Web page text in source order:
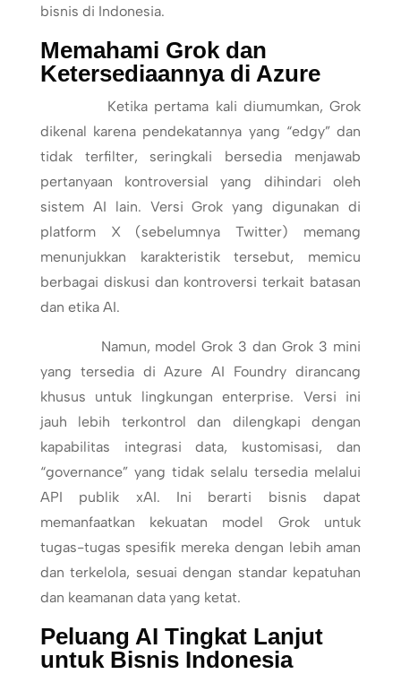
bisnis di Indonesia.
Memahami Grok dan
Ketersediaannya di Azure
Ketika pertama kali diumumkan, Grok
dikenal karena pendekatannya yang “edgy” dan
tidak terfilter, seringkali bersedia menjawab
pertanyaan kontroversial yang dihindari oleh
sistem AI lain. Versi Grok yang digunakan di
platform X (sebelumnya Twitter) memang
menunjukkan karakteristik tersebut, memicu
berbagai diskusi dan kontroversi terkait batasan
dan etika AI.
Namun, model Grok 3 dan Grok 3 mini
yang tersedia di Azure AI Foundry dirancang
khusus untuk lingkungan enterprise. Versi ini
jauh lebih terkontrol dan dilengkapi dengan
kapabilitas integrasi data, kustomisasi, dan
“governance” yang tidak selalu tersedia melalui
API publik xAI. Ini berarti bisnis dapat
memanfaatkan kekuatan model Grok untuk
tugas-tugas spesifik mereka dengan lebih aman
dan terkelola, sesuai dengan standar kepatuhan
dan keamanan data yang ketat.
Peluang AI Tingkat Lanjut
untuk Bisnis Indonesia